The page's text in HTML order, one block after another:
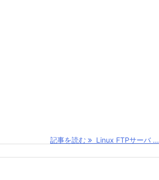
記事を読む Linux FTPサーバ ...